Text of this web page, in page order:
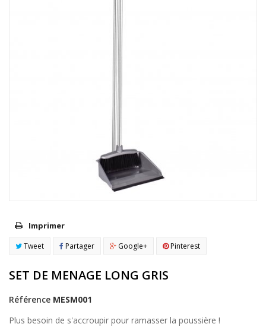
Imprimer
Tweet Partager Google+ Pinterest
SET DE MENAGE LONG GRIS
Référence MESM001
Plus besoin de s'accroupir pour ramasser la poussière !